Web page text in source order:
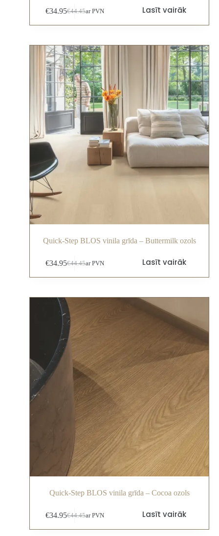
€44.45
€34.95 ar PVN Lasīt vairāk
Quick-Step BLOS vinila grīda – Buttermilk ozols
€44.45
€34.95 ar PVN Lasīt vairāk
Quick-Step BLOS vinila grīda – Cocoa ozols
€44.45
€34.95 ar PVN Lasīt vairāk